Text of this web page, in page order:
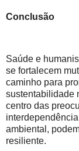
Conclusão
Saúde e
se fortalecem
caminho para
sustentabilidade
centro das
ambiental,
resiliente.